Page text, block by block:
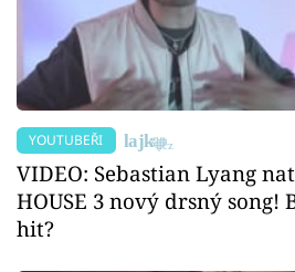
YOUTUBEŘI
VIDEO: Sebastian Lyang
HOUSE 3 nový drsný
hit?